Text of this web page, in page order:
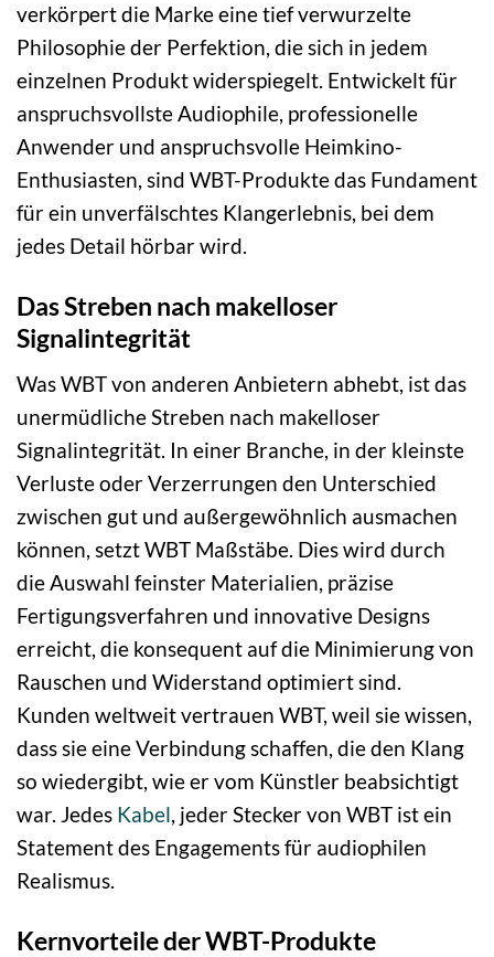
verkörpert die Marke eine tief verwurzelte
Philosophie der Perfektion, die sich in jedem
einzelnen Produkt widerspiegelt. Entwickelt für
anspruchsvollste Audiophile, professionelle
Anwender und anspruchsvolle Heimkino-
Enthusiasten, sind WBT-Produkte das Fundament
für ein unverfälschtes Klangerlebnis, bei dem
jedes Detail hörbar wird.
Das Streben nach makelloser
Signalintegrität
Was WBT von anderen Anbietern abhebt, ist das
unermüdliche Streben nach makelloser
Signalintegrität. In einer Branche, in der kleinste
Verluste oder Verzerrungen den Unterschied
zwischen gut und außergewöhnlich ausmachen
können, setzt WBT Maßstäbe. Dies wird durch
die Auswahl feinster Materialien, präzise
Fertigungsverfahren und innovative Designs
erreicht, die konsequent auf die Minimierung von
Rauschen und Widerstand optimiert sind.
Kunden weltweit vertrauen WBT, weil sie wissen,
dass sie eine Verbindung schaffen, die den Klang
so wiedergibt, wie er vom Künstler beabsichtigt
war. Jedes Kabel, jeder Stecker von WBT ist ein
Statement des Engagements für audiophilen
Realismus.
Kernvorteile der WBT-Produkte